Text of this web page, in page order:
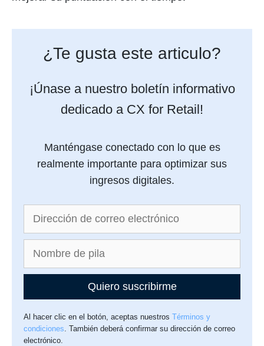
¿Te gusta este articulo?
¡Únase a nuestro boletín informativo
dedicado a CX for Retail!
Manténgase conectado con lo que es
realmente importante para optimizar sus
ingresos digitales.
Quiero suscribirme
Al hacer clic en el botón, aceptas nuestrosTérminos y
condiciones. También deberá confirmar su dirección de correo
electrónico.